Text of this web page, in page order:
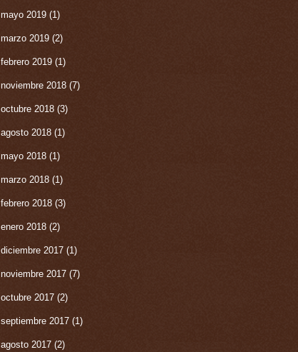
mayo 2019 (1)
marzo 2019 (2)
febrero 2019 (1)
noviembre 2018 (7)
octubre 2018 (3)
agosto 2018 (1)
mayo 2018 (1)
marzo 2018 (1)
febrero 2018 (3)
enero 2018 (2)
diciembre 2017 (1)
noviembre 2017 (7)
octubre 2017 (2)
septiembre 2017 (1)
agosto 2017 (2)